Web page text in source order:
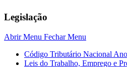
Legislação
Abrir Menu Fechar Menu
Código Tributário Nacional
Leis do Trabalho, Emprego e